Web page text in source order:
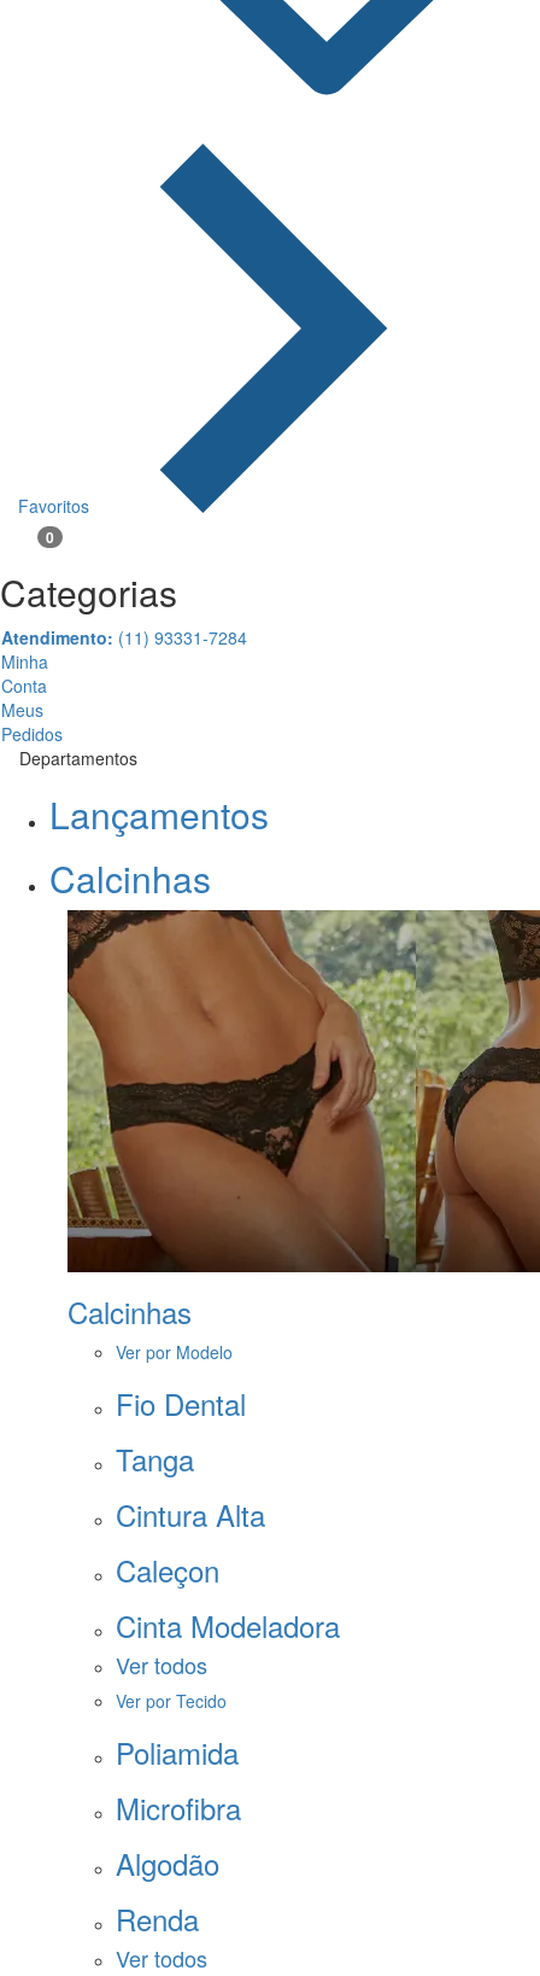
Favoritos
0
Categorias
Atendimento: (11) 93331-7284
Minha
Conta
Meus
Pedidos
Departamentos
Lançamentos
Calcinhas
Calcinhas
Ver por Modelo
Fio Dental
Tanga
Cintura Alta
Caleçon
Cinta Modeladora
Ver todos
Ver por Tecido
Poliamida
Microfibra
Algodão
Renda
Ver todos